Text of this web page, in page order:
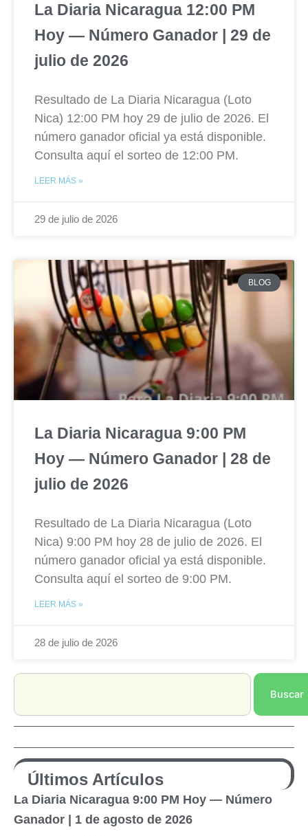
La Diaria Nicaragua 12:00 PM
Hoy — Número Ganador | 29 de
julio de 2026
Resultado de La Diaria Nicaragua (Loto
Nica) 12:00 PM hoy 29 de julio de 2026. El
número ganador oficial ya está disponible.
Consulta aquí el sorteo de 12:00 PM.
LEER MÁS »
29 de julio de 2026
BLOG
La Diaria Nicaragua 9:00 PM
Hoy — Número Ganador | 28 de
julio de 2026
Resultado de La Diaria Nicaragua (Loto
Nica) 9:00 PM hoy 28 de julio de 2026. El
número ganador oficial ya está disponible.
Consulta aquí el sorteo de 9:00 PM.
LEER MÁS »
28 de julio de 2026
Search
Buscar
Últimos Artículos
La Diaria Nicaragua 9:00 PM Hoy — Número
Ganador | 1 de agosto de 2026